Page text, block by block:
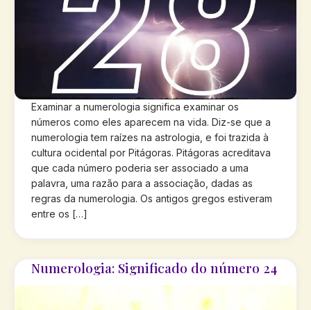
Examinar a numerologia significa examinar os
números como eles aparecem na vida. Diz-se que a
numerologia tem raízes na astrologia, e foi trazida à
cultura ocidental por Pitágoras. Pitágoras acreditava
que cada número poderia ser associado a uma
palavra, uma razão para a associação, dadas as
regras da numerologia. Os antigos gregos estiveram
entre os […]
Numerologia: Significado do número 24